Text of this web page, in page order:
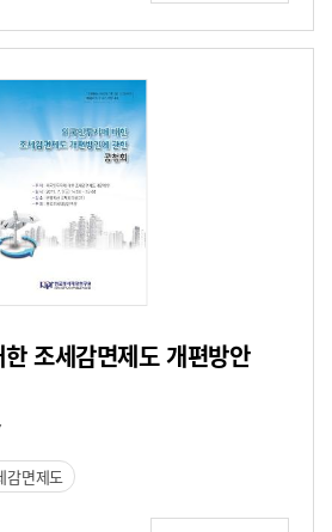
조세감면제도 개편방안
감면제도